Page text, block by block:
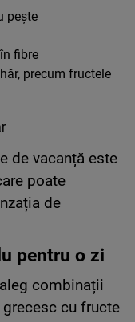
pește
fibre
precum fructele
de vacanță este
poate
de
pentru o zi
combinații
cu fructe